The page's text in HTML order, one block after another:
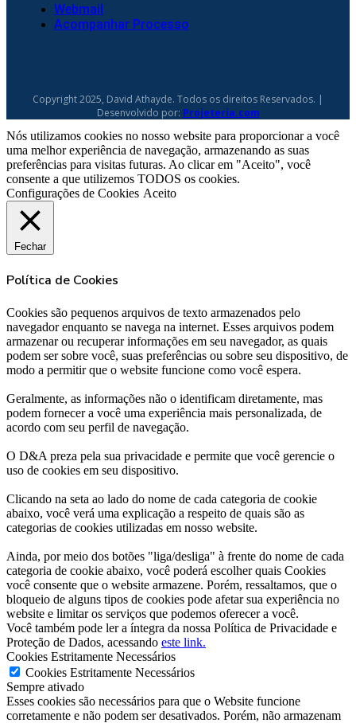
Webmail
Acompanhar Processo
Copyright 2025, David Athayde. Todos os direitos Reservados. |
Desenvolvido por: Projeteria.com
Nós utilizamos cookies no nosso website para proporcionar a você
uma melhor experiência de navegação, armazenando as suas
preferências para visitas futuras. Ao clicar em "Aceito", você
consente a que utilizemos TODOS os cookies.
Configurações de Cookies Aceito
Fechar
Política de Cookies
Cookies são pequenos arquivos de texto armazenados pelo
navegador enquanto se navega na internet. Esses arquivos podem
armazenar ou recuperar informações em seu navegador, as quais
podem ser sobre você, suas preferências ou sobre seu dispositivo, de
modo a permitir que o website funcione como você espera.
Geralmente, as informações não o identificam diretamente, mas
podem fornecer a você uma experiência mais personalizada, de
acordo com seu perfil de navegação.
O D&A preza pela sua privacidade e permite que você gerencie o
uso de cookies em seu dispositivo.
Clicando na seta ao lado do nome de cada categoria de cookie
abaixo, você verá uma explicação a respeito de quais são as
categorias de cookies utilizadas em nosso website.
Ainda, por meio dos botões "liga/desliga" à frente do nome de cada
categoria de cookie abaixo, você poderá escolher quais Cookies
você consente que o website armazene. Porém, ressaltamos, que o
bloqueio de alguns tipos de cookies pode afetar sua experiência no
website e limitar os serviços que podemos oferecer a você.
Você também pode ler a íntegra da nossa Política de Privacidade e
Proteção de Dados, acessando este link.
Cookies Estritamente Necessários
Cookies Estritamente Necessários
Sempre ativado
Esses cookies são necessários para que o Website funcione
corretamente e não podem ser desativados. Porém, não armazenam